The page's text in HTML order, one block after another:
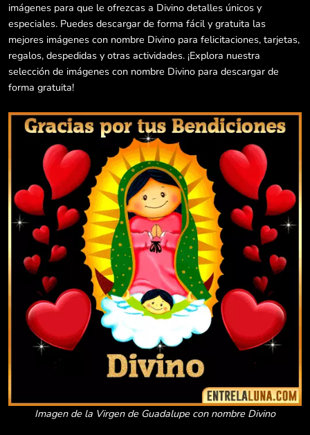
imágenes para que le ofrezcas a Divino detalles únicos y
especiales. Puedes descargar de forma fácil y gratuita las
mejores imágenes con nombre Divino para felicitaciones, tarjetas,
regalos, despedidas y otras actividades. ¡Explora nuestra
selección de imágenes con nombre Divino para descargar de
forma gratuita!
Imagen de la Virgen de Guadalupe con nombre Divino